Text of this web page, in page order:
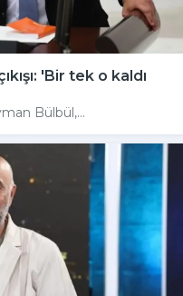
'Bir tek o kaldı
Bülbül,...